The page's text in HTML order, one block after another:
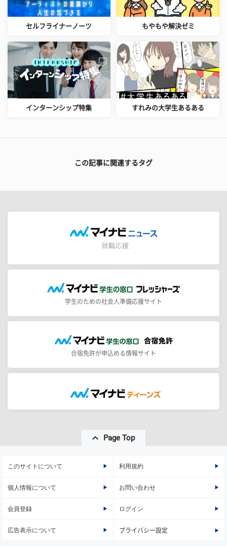
セルフライナーノーツ もやもや解決ゼミ
インターンシップ特集 すれみの大学生あるある
この記事に関連するタグ
学生のための社会人準備応援サイト
合宿免許が申込める情報サイト
Page Top
このサイトについて 利用規約
個人情報について お問い合わせ
会員登録 ログイン
広告表示について プライバシー設定